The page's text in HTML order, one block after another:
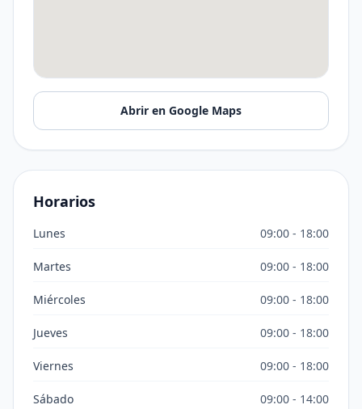
Abrir en Google Maps
Horarios
Lunes 09:00 - 18:00
Martes 09:00 - 18:00
Miércoles 09:00 - 18:00
Jueves 09:00 - 18:00
Viernes 09:00 - 18:00
Sábado 09:00 - 14:00